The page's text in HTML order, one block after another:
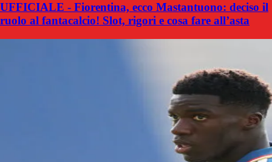
UFFICIALE - Fiorentina, ecco Mastantuono: deciso il
ruolo al fantacalcio! Slot, rigori e cosa fare all’asta